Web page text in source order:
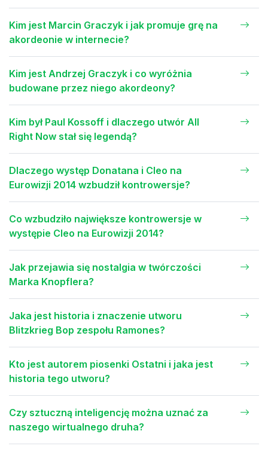
Kim jest Marcin Graczyk i jak promuje grę na
akordeonie w internecie?
Kim jest Andrzej Graczyk i co wyróżnia
budowane przez niego akordeony?
Kim był Paul Kossoff i dlaczego utwór All
Right Now stał się legendą?
Dlaczego występ Donatana i Cleo na
Eurowizji 2014 wzbudził kontrowersje?
Co wzbudziło największe kontrowersje w
występie Cleo na Eurowizji 2014?
Jak przejawia się nostalgia w twórczości
Marka Knopflera?
Jaka jest historia i znaczenie utworu
Blitzkrieg Bop zespołu Ramones?
Kto jest autorem piosenki Ostatni i jaka jest
historia tego utworu?
Czy sztuczną inteligencję można uznać za
naszego wirtualnego druha?